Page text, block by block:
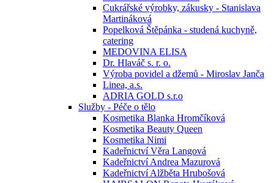
Cukrářské výrobky, zákusky - Stanislava
Martináková
Popelková Štěpánka - studená kuchyně,
catering
MEDOVINA ELISA
Dr. Hlaváč s. r. o.
Výroba povidel a džemů - Miroslav Janča
Linea, a.s.
ADRIA GOLD s.r.o
Služby - Péče o tělo
Kosmetika Blanka Hromčíková
Kosmetika Beauty Queen
Kosmetika Nimi
Kadeřnictví Věra Langová
Kadeřnictví Andrea Mazurová
Kadeřnictví Alžběta Hrubošová